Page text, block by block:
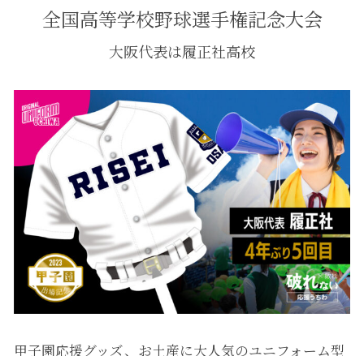
全国高等学校野球選手権記念大会
大阪代表は履正社高校
甲子園応援グッズ、お土産に大人気のユニフォーム型